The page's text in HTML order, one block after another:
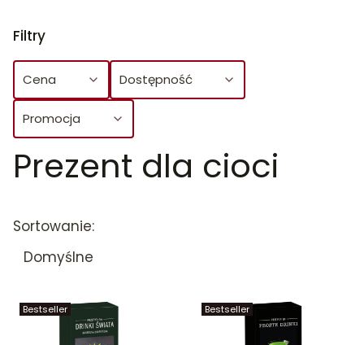
Filtry
Cena Dostępność
Promocja
Koniec filtrów
Prezent dla cioci
Lista produktów
Sortowanie:
Domyślne
Bestseller Bestseller